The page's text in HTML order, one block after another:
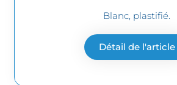
Blanc, plastifié.
Détail de l'article